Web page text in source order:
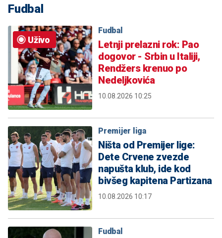
Fudbal
Uživo
Fudbal
Letnji prelazni rok: Pao
dogovor - Srbin u Italiji,
Rendžers krenuo po
Nedeljkovića
10.08.2026 10:25
Premijer liga
Ništa od Premijer lige:
Dete Crvene zvezde
napušta klub, ide kod
bivšeg kapitena Partizana
10.08.2026 10:17
Fudbal